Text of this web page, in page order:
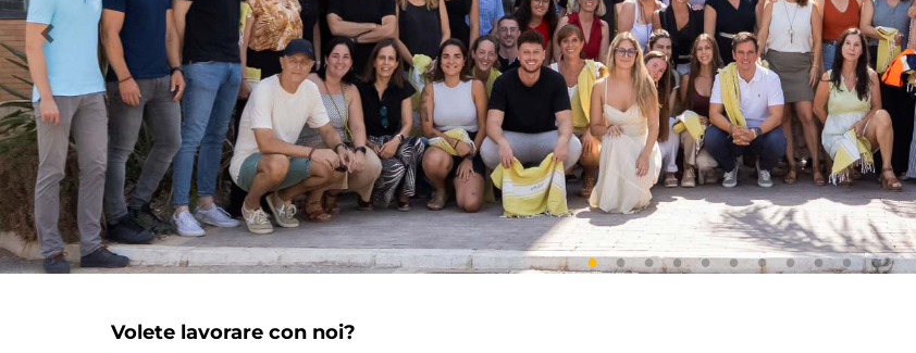
Volete lavorare con noi?